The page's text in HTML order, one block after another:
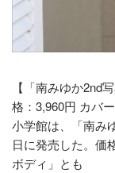
【「南みゆか2nd
格：3,960円 カバ
小学館は、「南み
日に発売した。価
ボディ」とも